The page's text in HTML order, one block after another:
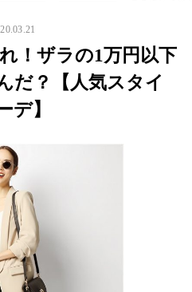
！ザラの1万円以下
だ？【人気スタイ
デ】